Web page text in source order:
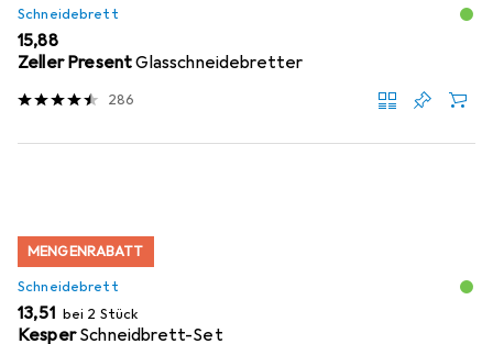
Schneidebrett
EUR
15,88
Zeller PresentGlasschneidebretter
286
MENGENRABATT
Schneidebrett
EUR
13,51 bei 2 Stück
Kesper Schneidbrett-Set